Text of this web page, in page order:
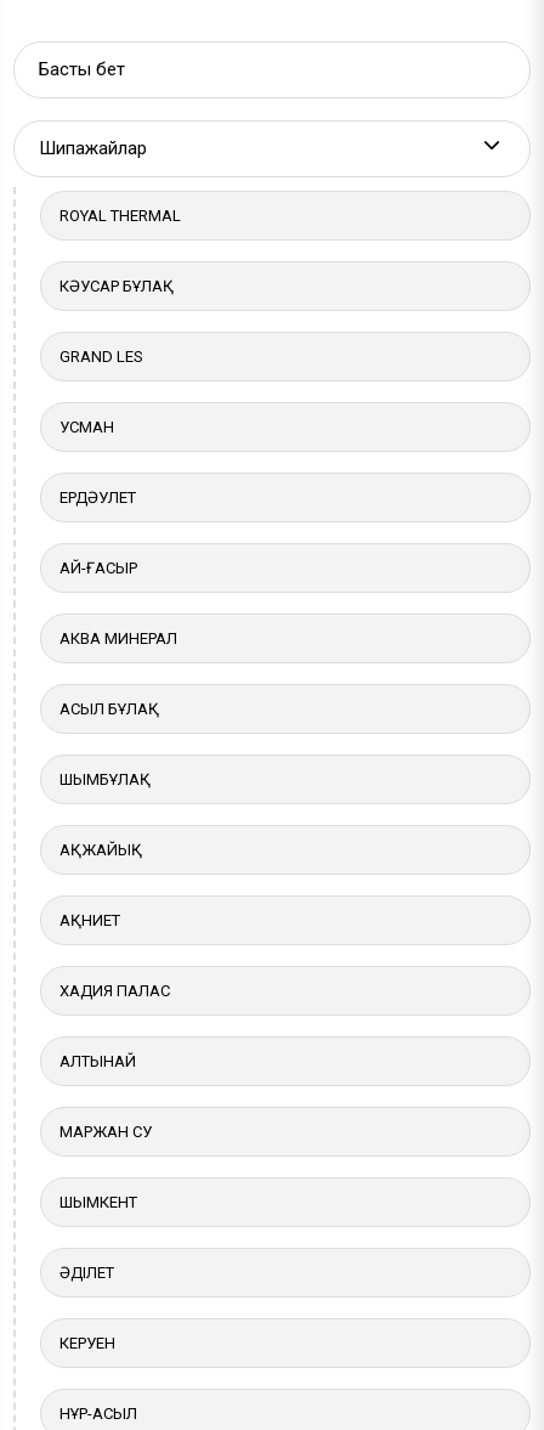
Басты бет
Шипажайлар More
ROYAL THERMAL
КӘУСАР БҰЛАҚ
GRAND LES
УСМАН
ЕРДӘУЛЕТ
АЙ-ҒАСЫР
АКВА МИНЕРАЛ
АСЫЛ БҰЛАҚ
ШЫМБҰЛАҚ
АҚЖАЙЫҚ
АҚНИЕТ
ХАДИЯ ПАЛАС
АЛТЫНАЙ
МАРЖАН СУ
ШЫМКЕНТ
ӘДІЛЕТ
КЕРУЕН
НҰР-АСЫЛ